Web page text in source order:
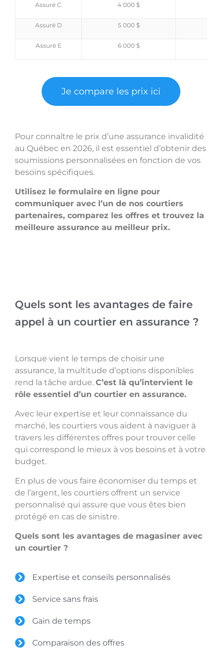
Assuré C 4 000 $
Assuré D 5 000 $
Assuré E 6 000 $
Je compare les prix ici
Pour connaître le prix d’une assurance invalidité
au Québec en 2026, il est essentiel d’obtenir des
soumissions personnalisées en fonction de vos
besoins spécifiques.
Utilisez le formulaire en ligne pour
communiquer avec l’un de nos courtiers
partenaires, comparez les offres et trouvez la
meilleure assurance au meilleur prix.
Quels sont les avantages de faire
appel à un courtier en assurance ?
Lorsque vient le temps de choisir une
assurance, la multitude d’options disponibles
rend la tâche ardue. C’est là qu’intervient le
rôle essentiel d’un courtier en assurance.
Avec leur expertise et leur connaissance du
marché, les courtiers vous aident à naviguer à
travers les différentes offres pour trouver celle
qui correspond le mieux à vos besoins et à votre
budget.
En plus de vous faire économiser du temps et
de l’argent, les courtiers offrent un service
personnalisé qui assure que vous êtes bien
protégé en cas de sinistre.
Quels sont les avantages de magasiner avec
un courtier ?
Expertise et conseils personnalisés
Service sans frais
Gain de temps
Comparaison des offres